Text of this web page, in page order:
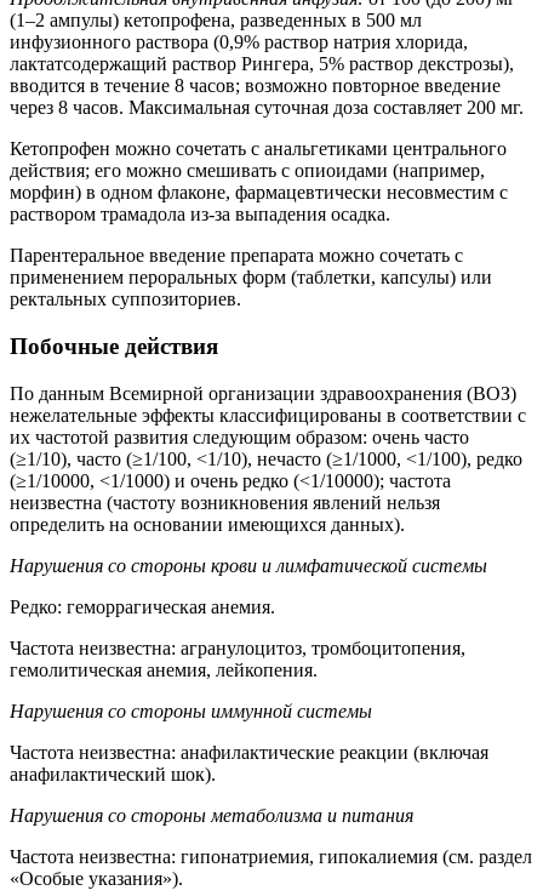
(1–2 ампулы) кетопрофена, разведенных в 500 мл
инфузионного раствора (0,9% раствор натрия хлорида,
лактатсодержащий раствор Рингера, 5% раствор декстрозы),
вводится в течение 8 часов; возможно повторное введение
через 8 часов. Максимальная суточная доза составляет 200 мг.
Кетопрофен можно сочетать с анальгетиками центрального
действия; его можно смешивать с опиоидами (например,
морфин) в одном флаконе, фармацевтически несовместим с
раствором трамадола из-за выпадения осадка.
Парентеральное введение препарата можно сочетать с
применением пероральных форм (таблетки, капсулы) или
ректальных суппозиториев.
Побочные действия
По данным Всемирной организации здравоохранения (ВОЗ)
нежелательные эффекты классифицированы в соответствии с
их частотой развития следующим образом: очень часто
(≥1/10), часто (≥1/100, <1/10), нечасто (≥1/1000, <1/100), редко
(≥1/10000, <1/1000) и очень редко (<1/10000); частота
неизвестна (частоту возникновения явлений нельзя
определить на основании имеющихся данных).
Нарушения со стороны крови и лимфатической системы
Редко: геморрагическая анемия.
Частота неизвестна: агранулоцитоз, тромбоцитопения,
гемолитическая анемия, лейкопения.
Нарушения со стороны иммунной системы
Частота неизвестна: анафилактические реакции (включая
анафилактический шок).
Нарушения со стороны метаболизма и питания
Частота неизвестна: гипонатриемия, гипокалиемия (см. раздел
«Особые указания»).